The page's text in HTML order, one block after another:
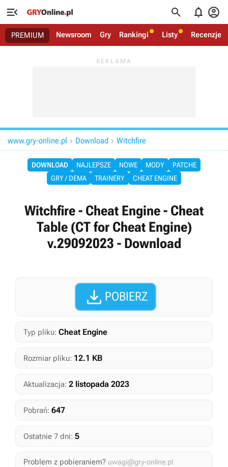
   
PREMIUM Newsroom Gry Rankingi Listy Recenzje
www.gry-online.pl  Download  Witchfire
DOWNLOAD NAJLEPSZE NOWE MODY
PATCHE
GRY / DEMA
TRAINERY CHEAT ENGINE
Witchfire - Cheat Engine - Cheat
Table (CT for Cheat Engine)
v.29092023 - Download
 POBIERZ
Typ pliku: Cheat Engine
Rozmiar pliku: 12.1 KB
Aktualizacja: 2 listopada 2023
Pobrań: 647
Ostatnie 7 dni: 5
Problem z pobieraniem? uwagi@gry-online.pl